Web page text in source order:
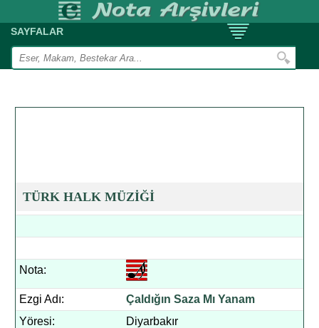
SAYFALAR
TÜRK HALK MÜZİĞİ
Nota:
Ezgi Adı:
Çaldığın Saza Mı Yanam
Yöresi:
Diyarbakır